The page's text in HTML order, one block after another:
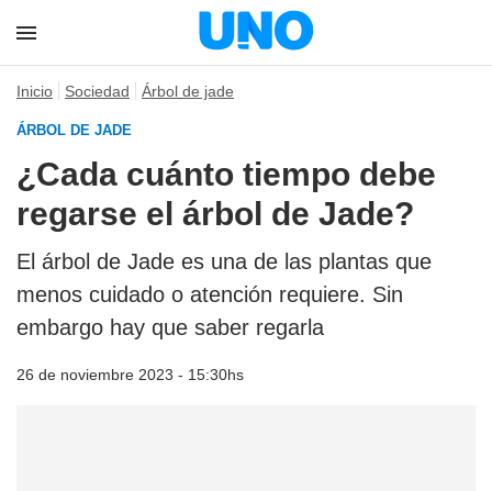
Inicio Sociedad Árbol de jade
ÁRBOL DE JADE
¿Cada cuánto tiempo debe
regarse el árbol de Jade?
El árbol de Jade es una de las plantas que
menos cuidado o atención requiere. Sin
embargo hay que saber regarla
26 de noviembre 2023 - 15:30hs